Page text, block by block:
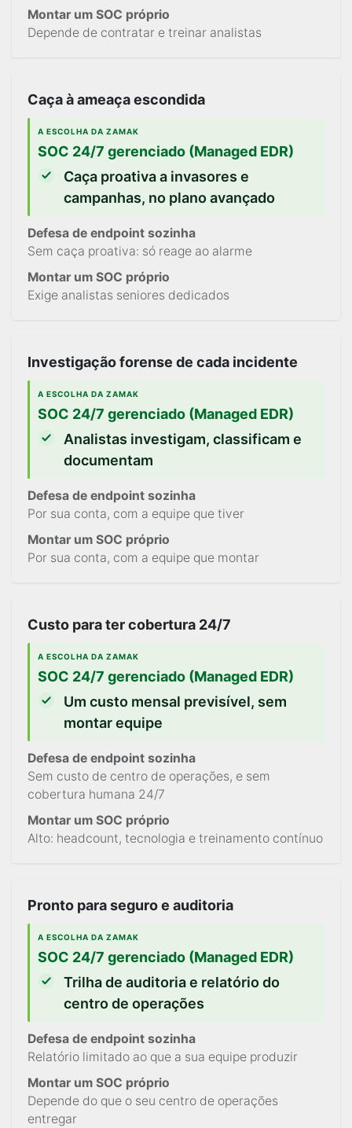
Montar um SOC próprio
Depende de contratar e treinar analistas
Caça à ameaça escondida
A ESCOLHA DA ZAMAK
SOC 24/7 gerenciado (Managed EDR)
Caça proativa a invasores e
campanhas, no plano avançado
Defesa de endpoint sozinha
Sem caça proativa: só reage ao alarme
Montar um SOC próprio
Exige analistas seniores dedicados
Investigação forense de cada incidente
A ESCOLHA DA ZAMAK
SOC 24/7 gerenciado (Managed EDR)
Analistas investigam, classificam e
documentam
Defesa de endpoint sozinha
Por sua conta, com a equipe que tiver
Montar um SOC próprio
Por sua conta, com a equipe que montar
Custo para ter cobertura 24/7
A ESCOLHA DA ZAMAK
SOC 24/7 gerenciado (Managed EDR)
Um custo mensal previsível, sem
montar equipe
Defesa de endpoint sozinha
Sem custo de centro de operações, e sem
cobertura humana 24/7
Montar um SOC próprio
Alto: headcount, tecnologia e treinamento contínuo
Pronto para seguro e auditoria
A ESCOLHA DA ZAMAK
SOC 24/7 gerenciado (Managed EDR)
Trilha de auditoria e relatório do
centro de operações
Defesa de endpoint sozinha
Relatório limitado ao que a sua equipe produzir
Montar um SOC próprio
Depende do que o seu centro de operações
entregar